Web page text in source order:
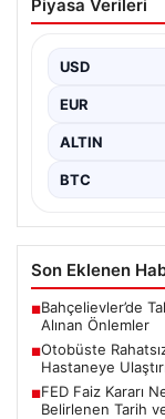
Hızlı
Trabzon'da
Sinan…
Piyasa Verileri
USD
EUR
ALTIN
BTC
Son Eklenen
■Bahçelievler’de
Alınan Önlemler
■Otobüste
Hastaneye
■FED Faiz Kararı
Belirlenen Tarih